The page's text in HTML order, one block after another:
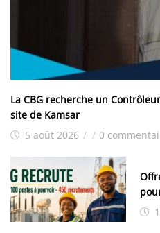
La CBG recherche un
site de Kamsar
5 août 2026 / / 0